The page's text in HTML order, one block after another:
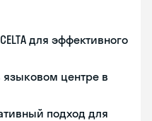
для эффективного
языковом центре в
подход для